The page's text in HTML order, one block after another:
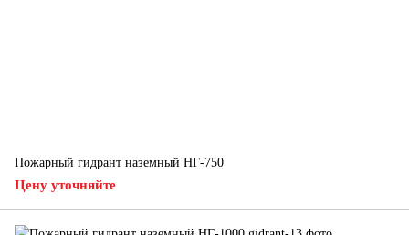
Пожарный гидрант наземный НГ-750
Цену уточняйте